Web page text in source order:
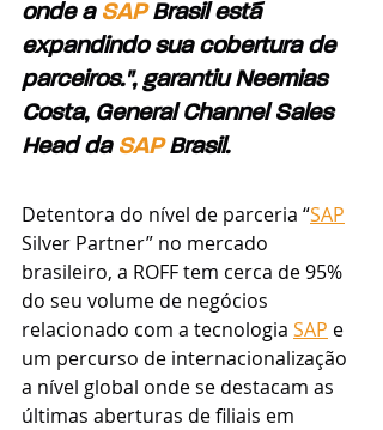
onde a SAP Brasil está
expandindo sua cobertura de
parceiros.", garantiu Neemias
Costa, General Channel Sales
Head da SAP Brasil.
Detentora do nível de parceria “SAP
Silver Partner” no mercado
brasileiro, a ROFF tem cerca de 95%
do seu volume de negócios
relacionado com a tecnologia SAP e
um percurso de internacionalização
a nível global onde se destacam as
últimas aberturas de filiais em